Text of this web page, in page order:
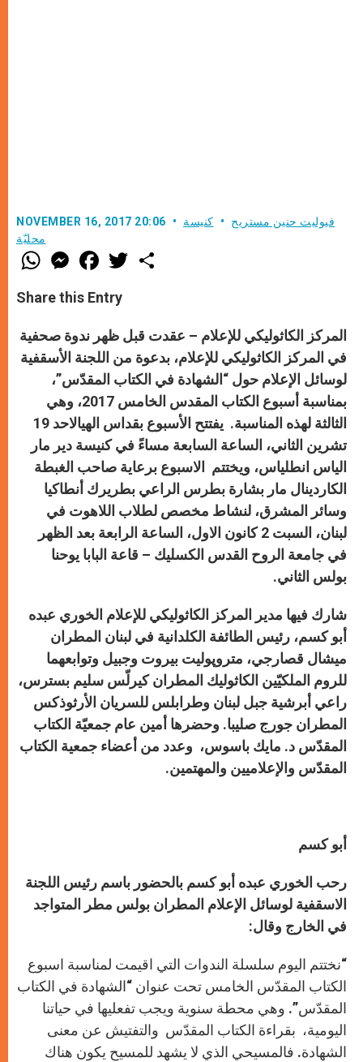
NOVEMBER 16, 2017 20:06 فيوليت حنين مستريح
كنيسة
محليّة
W
h
t
s
p
p
M
e
s
e
g
e
r
F
a
e
b
o
k
w
r
Share this Entry
المركز الكاثوليكي للإعلام – عقدت قبل ظهر ندوة صحفية
في المركز الكاثوليكي للإعلام، بدعوة من اللجنة الأسقفية
لوسائل الإعلام حول “الشهادة في الكتاب المقدّس”،
بمناسبة أسبوع الكتاب المقدس الخامس
2017، وهي
الثالثة لهذه المناسبة. يفتتح الأسبوع بقداس الهي
الاحد 19
تشرين الثاني، الساعة السابعة مساءً في كنيسة دير مار
الياس انطلياس، ويختتم
الاسبوع برعاية صاحب الغبطة
الكاردينال مار بشارة بطرس الراعي بطريرك أنطاكيا
وسائر المشرق، لنشاط مخصص لطلاب اللاهوت في
لبنان، السبت
كانون الاول، الساعة الرابعة بعد الظهر
في جامعة الروح القدس الكسليك – قاعة البابا يوحنا
بولس الثاني.
شارك فيها مدير المركز الكاثوليكي للإعلام الخوري عبده
أبو كسم، رئيس الطائفة الكلدانية في لبنان المطران
ميشال قصارجي، متروپوليت بيروت وجبيل وتوابعهما
للروم الملكيّين الكاثوليك المطران كيرلّس سليم بسترس،
راعي أبرشية جبل لبنان وطرابلس للسريان الأرثوذكس
المطران جورج صليبا. وحضرها أمين عام جمعيّة الكتاب
المقدّس د. مايك باسوس، وعدد من أعضاء جمعية الكتاب
المقدّس والإعلاميين والمهتمين.
أبو كسم
رحب الخوري عبده أبو كسم بالحضور باسم رئيس اللجنة
الاسقفية لوسائل الإعلام المطران بولس مطر المتواجد
في الخارج وقال:
“نختتم اليوم سلسلة الندوات التي اقيمت لمناسبة اسبوع
الكتاب المقدّس الخامس تحت عنوان “الشهادة في الكتاب
المقدّس”. وهي محطة سنوية ويجب تفعليها في حياتنا
اليومية، بقراءة الكتاب المقدّس والتفتيش عن معنى
الشهادة. فالمسيحي الذي لا يشهد للمسيح يكون هناك